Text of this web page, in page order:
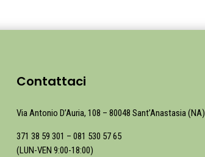
Contattaci
Via Antonio D’Auria, 108 – 80048 Sant’Anastasia (NA)
371 38 59 301 – 081 530 57 65
(LUN-VEN 9:00-18:00)